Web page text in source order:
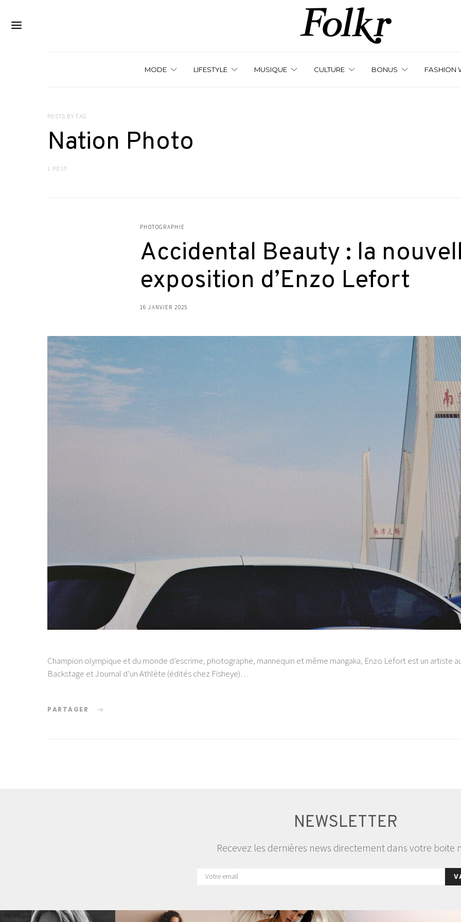
MODE LIFESTYLE MUSIQUE CULTURE BONUS FASHION
POSTS BY TAG
Nation Photo
1 POST
PHOTOGRAPHIE
Accidental Beauty : la
exposition d’Enzo Lefort
16 JANVIER 2025
Champion olympique et du monde d’escrime, photographe, mannequin et même mangaka, Enzo Lefort est un artiste
Backstage et Journal d’un Athlète (édités chez Fisheye)…
PARTAGER
NEWSLETTER
Recevez les dernières news directement dans votre boite